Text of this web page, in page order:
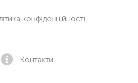
конфіденційності
Контакти